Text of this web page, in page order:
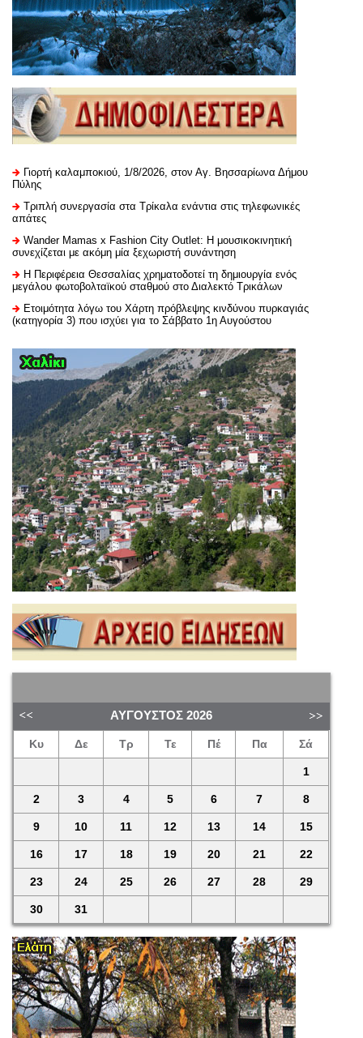
Γιορτή καλαμποκιού, 1/8/2026, στον Αγ. Βησσαρίωνα Δήμου
Πύλης
Τριπλή συνεργασία στα Τρίκαλα ενάντια στις τηλεφωνικές
απάτες
Wander Mamas x Fashion City Outlet: Η μουσικοκινητική
συνεχίζεται με ακόμη μία ξεχωριστή συνάντηση
H Περιφέρεια Θεσσαλίας χρηματοδοτεί τη δημιουργία ενός
μεγάλου φωτοβολταϊκού σταθμού στο Διαλεκτό Τρικάλων
Ετοιμότητα λόγω του Χάρτη πρόβλεψης κινδύνου πυρκαγιάς
(κατηγορία 3) που ισχύει για το Σάββατο 1η Αυγούστου
ΑΎΓΟΥΣΤΟΣ 2026
Κυ Δε Τρ Τε Πέ Πα Σά
1
2 3 4 5 6 7 8
9 10 11 12 13 14 15
16 17 18 19 20 21 22
23 24 25 26 27 28 29
30 31